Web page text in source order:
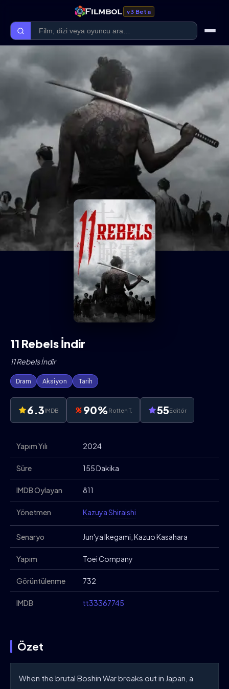
v3 Beta
Kaliteler
Film Kategorileri
Dizi Kategorileri
Giriş Yap
11 Rebels İndir
11 Rebels İndir
Dram Aksiyon Tarih
6.3IMDB 90%Rotten T. 55Editör
Yapım Yılı 2024
Süre 155 Dakika
IMDB Oylayan 811
Yönetmen Kazuya Shiraishi
Senaryo Jun'ya Ikegami, Kazuo Kasahara
Yapım Toei Company
Görüntülenme 732
IMDB tt33367745
Özet
When the brutal Boshin War breaks out in Japan, a